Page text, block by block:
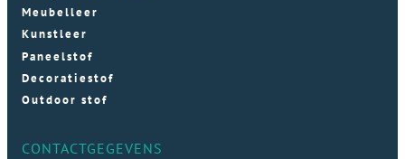
Meubelleer
Kunstleer
Paneelstof
Decoratiestof
Outdoor stof
CONTACTGEGEVENS